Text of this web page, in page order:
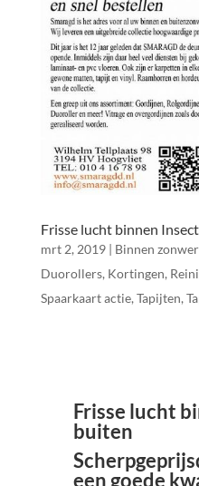
Frisse lucht binnen
mrt 2, 2019| Binnen
Duorollers, Kortingen,
Spaarkaart actie, Tapijten,
Frisse lucht
buiten
een goede